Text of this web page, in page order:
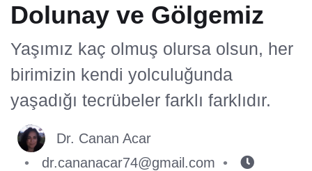
Dolunay ve Gölgemiz
Yaşımız kaç olmuş olursa olsun, her
birimizin kendi yolculuğunda
yaşadığı tecrübeler farklı farklıdır.
Dr. Canan Acar
dr.cananacar74@gmail.com